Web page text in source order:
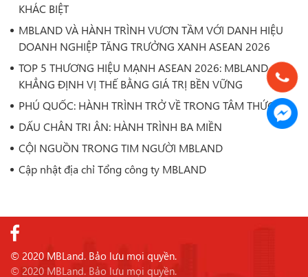
KHÁC BIỆT
MBLAND VÀ HÀNH TRÌNH VƯƠN TẦM VỚI DANH HIỆU
DOANH NGHIỆP TĂNG TRƯỞNG XANH ASEAN 2026
TOP 5 THƯƠNG HIỆU MẠNH ASEAN 2026: MBLAND
KHẲNG ĐỊNH VỊ THẾ BẰNG GIÁ TRỊ BỀN VỮNG
PHÚ QUỐC: HÀNH TRÌNH TRỞ VỀ TRONG TÂM THỨC
DẤU CHÂN TRI ÂN: HÀNH TRÌNH BA MIỀN
CỘI NGUỒN TRONG TIM NGƯỜI MBLAND
Cập nhật địa chỉ Tổng công ty MBLAND
© 2020 MBLand. Bảo lưu mọi quyền.
© 2020 MBLand. Bảo lưu mọi quyền.